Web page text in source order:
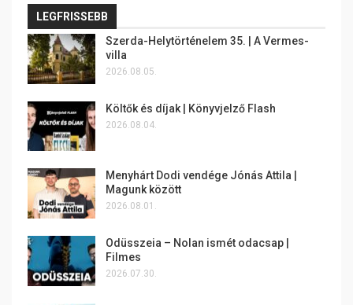
LEGFRISSEBB
Szerda-Helytörténelem 35. | A Vermes-
villa
2026.08.05.
Költők és díjak | Könyvjelző Flash
2026.08.04.
Menyhárt Dodi vendége Jónás Attila |
Magunk között
2026.08.01.
Odüsszeia – Nolan ismét odacsap |
Filmes
2026.07.30.